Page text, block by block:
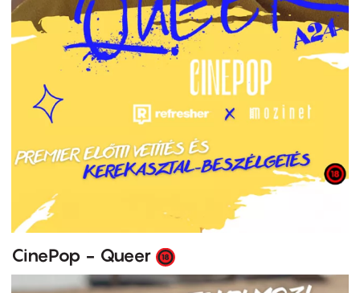
CinePop - Queer